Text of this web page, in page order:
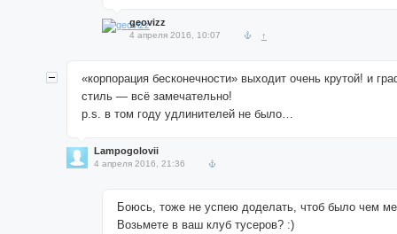
geovizz
4 апреля 2016, 10:07 ↑
«корпорация бесконечности» выходит очень крутой! и
стиль — всё замечательно!
p.s. в том году удлинителей не было…
Lampogolovii
4 апреля 2016, 21:36
Боюсь, тоже не успею доделать, чтоб было чем
Возьмете в ваш клуб тусеров? :)